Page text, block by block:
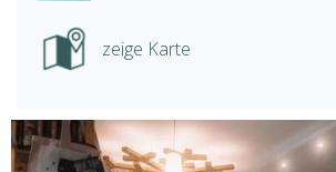
zeige Karte